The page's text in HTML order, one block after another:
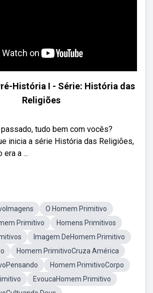
História I - Série: História das
Religiões
tudo bem com vocês?
inicia a série História das Religiões,
a ...
O Homem Primitivo
Primitivo
Homens Primitivos
Imagem DeHomem Primitivo
Homem PrimitivoCruza América
Homem PrimitivoCorpo
EvoucaHomem Primitivo